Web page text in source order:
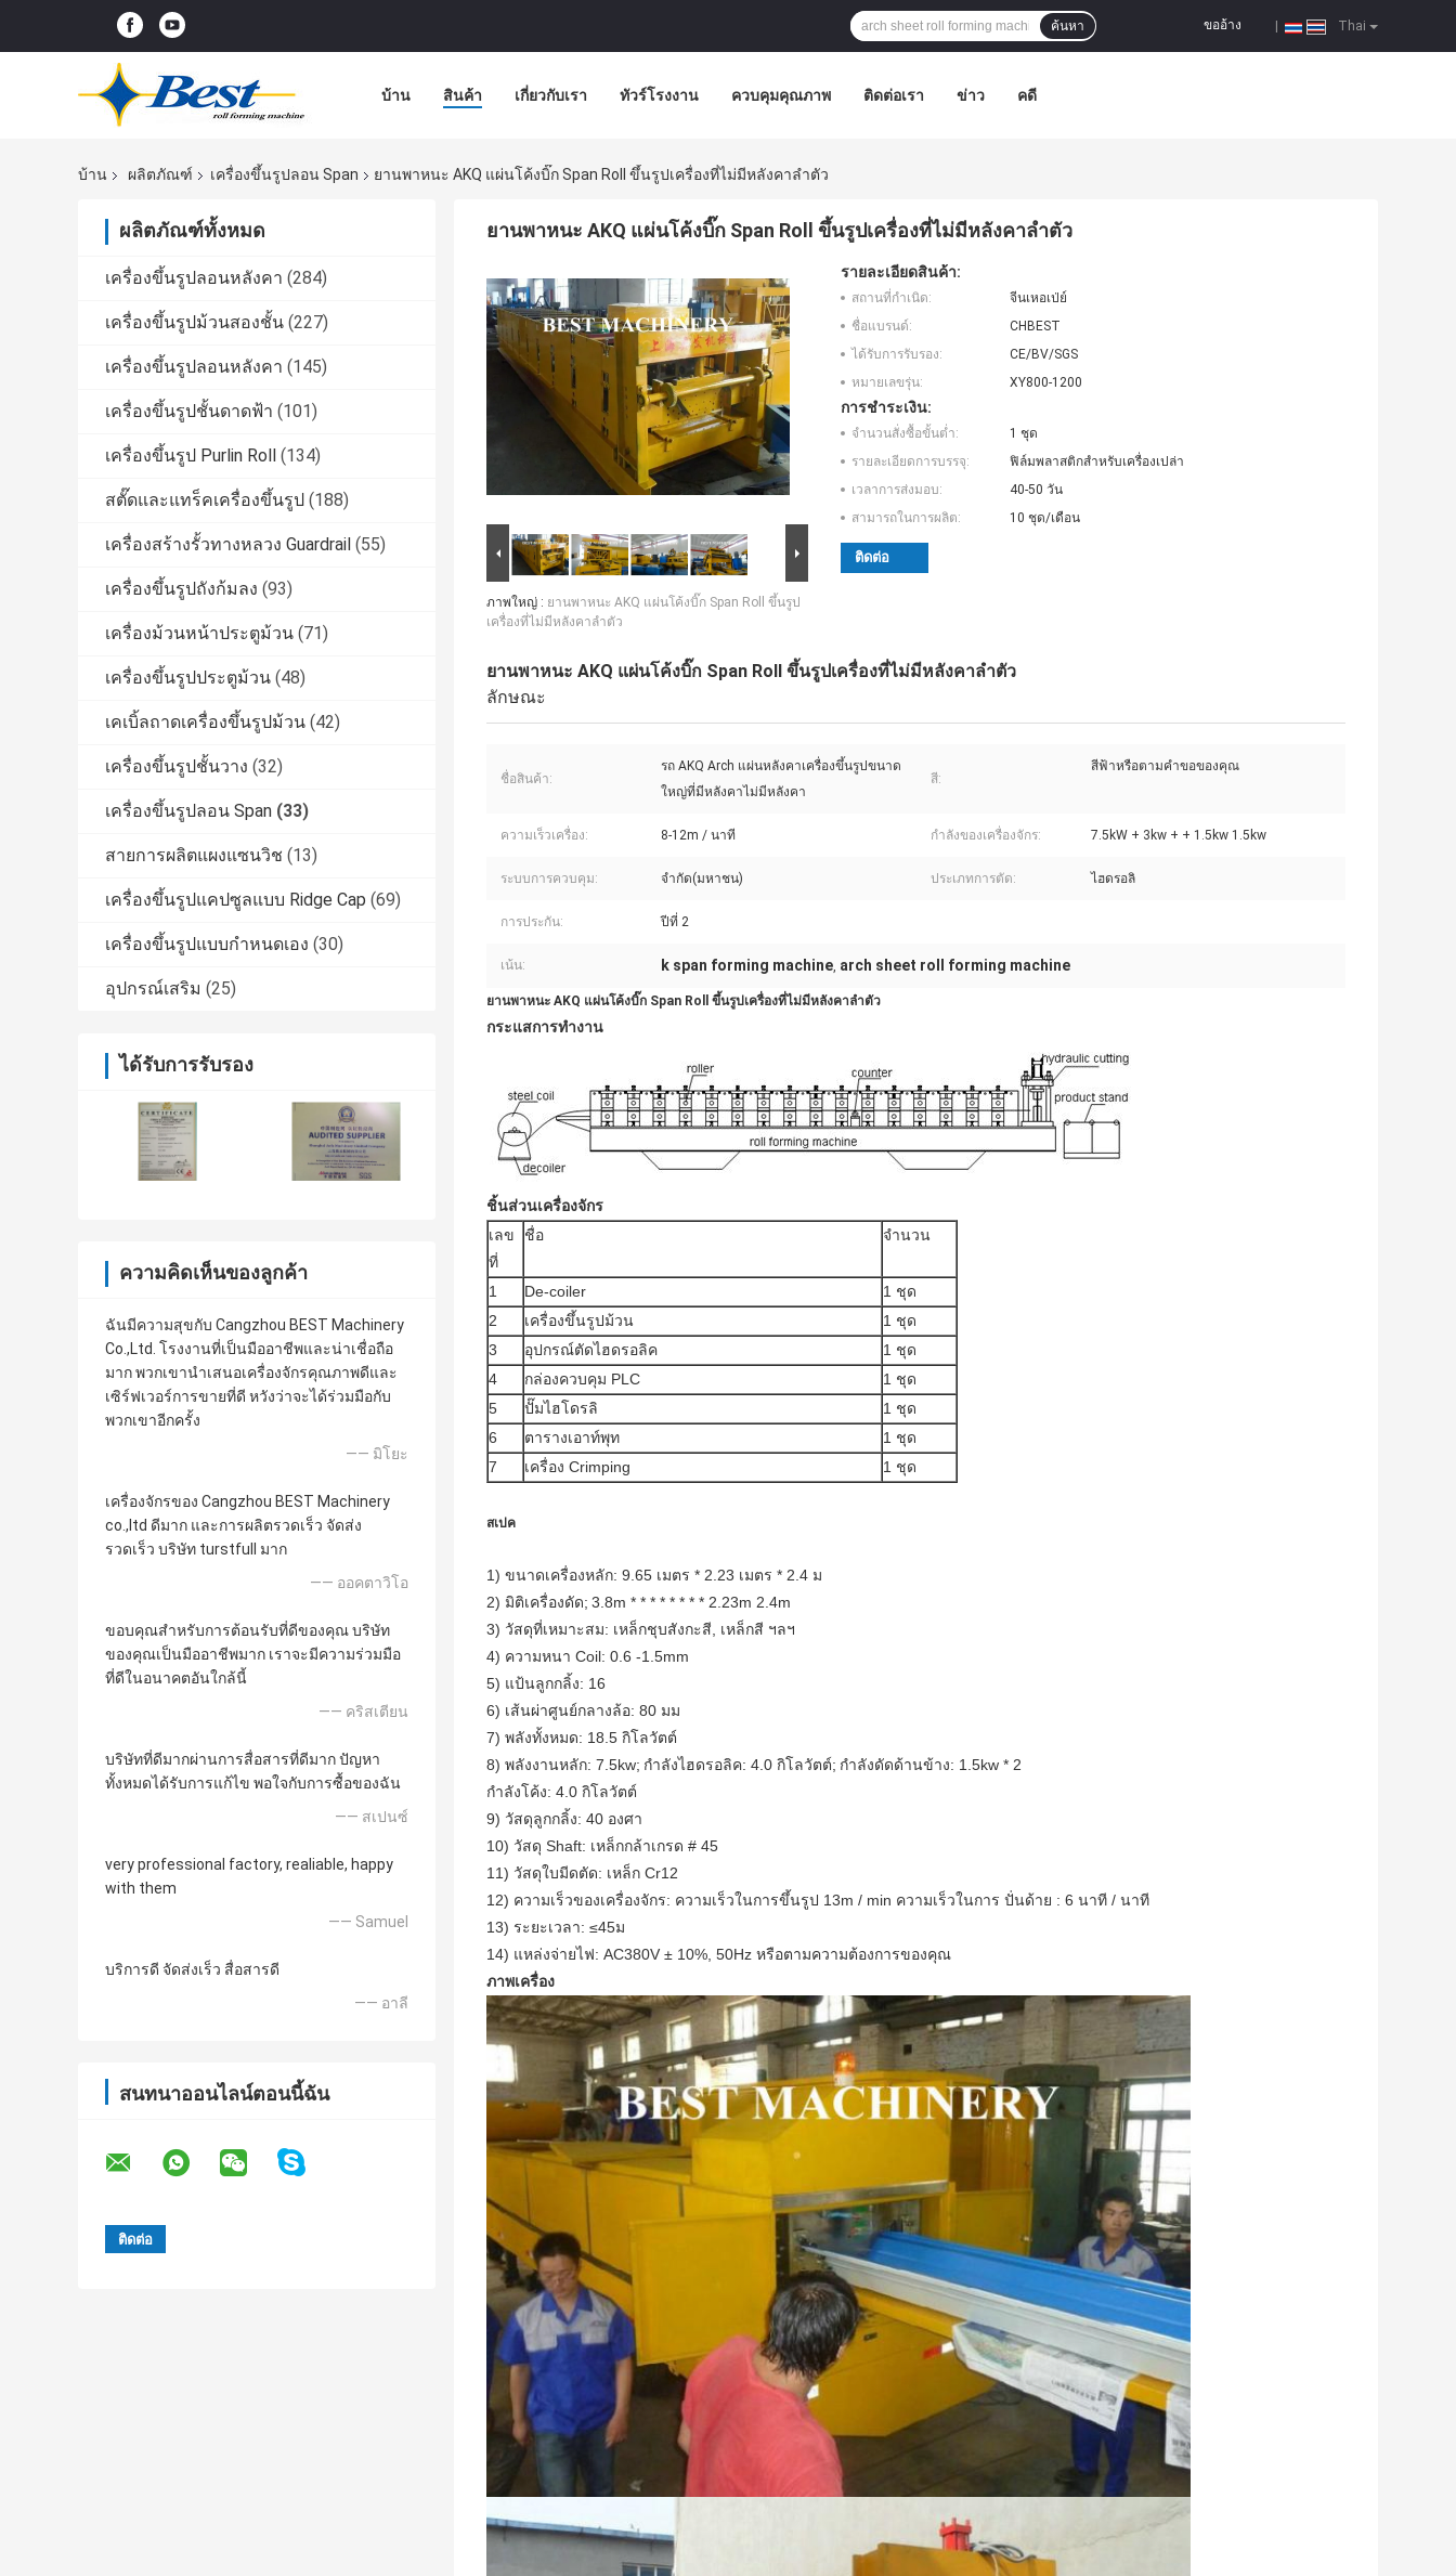
Thai
ขออ้าง
ค้นหา
บ้าน สินค้า เกี่ยวกับเรา ทัวร์โรงงาน ควบคุมคุณภาพ ติดต่อเรา ข่าว คดี
บ้าน ผลิตภัณฑ์ เครื่องขึ้นรูปลอน Span ยานพาหนะ AKQ แผ่นโค้งบิ๊ก Span Roll ขึ้นรูปเครื่องที่ไม่มีหลังคาลำตัว
ผลิตภัณฑ์ทั้งหมด
เครื่องขึ้นรูปลอนหลังคา (284)
เครื่องขึ้นรูปม้วนสองชั้น (227)
เครื่องขึ้นรูปลอนหลังคา (145)
เครื่องขึ้นรูปชั้นดาดฟ้า (101)
เครื่องขึ้นรูป Purlin Roll (134)
สตั๊ดและแทร็คเครื่องขึ้นรูป (188)
เครื่องสร้างรั้วทางหลวง Guardrail (55)
เครื่องขึ้นรูปถังก้มลง (93)
เครื่องม้วนหน้าประตูม้วน (71)
เครื่องขึ้นรูปประตูม้วน (48)
เคเบิ้ลถาดเครื่องขึ้นรูปม้วน (42)
เครื่องขึ้นรูปชั้นวาง (32)
เครื่องขึ้นรูปลอน Span (33)
สายการผลิตแผงแซนวิช (13)
เครื่องขึ้นรูปแคปซูลแบบ Ridge Cap (69)
เครื่องขึ้นรูปแบบกำหนดเอง (30)
อุปกรณ์เสริม (25)
ได้รับการรับรอง
ความคิดเห็นของลูกค้า
ฉันมีความสุขกับ Cangzhou BEST Machinery
Co.,Ltd. โรงงานที่เป็นมืออาชีพและน่าเชื่อถือ
มาก พวกเขานำเสนอเครื่องจักรคุณภาพดีและ
เซิร์ฟเวอร์การขายที่ดี หวังว่าจะได้ร่วมมือกับ
พวกเขาอีกครั้ง
—— มิโยะ
เครื่องจักรของ Cangzhou BEST Machinery
co.,ltd ดีมาก และการผลิตรวดเร็ว จัดส่ง
รวดเร็ว บริษัท turstfull มาก
—— ออคตาวิโอ
ขอบคุณสำหรับการต้อนรับที่ดีของคุณ บริษัท
ของคุณเป็นมืออาชีพมาก เราจะมีความร่วมมือ
ที่ดีในอนาคตอันใกล้นี้
—— คริสเตียน
บริษัทที่ดีมากผ่านการสื่อสารที่ดีมาก ปัญหา
ทั้งหมดได้รับการแก้ไข พอใจกับการซื้อของฉัน
—— สเปนซ์
very professional factory, realiable, happy
with them
—— Samuel
บริการดี จัดส่งเร็ว สื่อสารดี
—— อาลี
สนทนาออนไลน์ตอนนี้ฉัน
ยานพาหนะ AKQ แผ่นโค้งบิ๊ก Span Roll ขึ้นรูปเครื่องที่ไม่มีหลังคาลำตัว
ภาพใหญ่ : ยานพาหนะ AKQ แผ่นโค้งบิ๊ก Span Roll ขึ้นรูป
เครื่องที่ไม่มีหลังคาลำตัว
รายละเอียดสินค้า:
สถานที่กำเนิด:
จีนเหอเป่ย์
ชื่อแบรนด์:
CHBEST
ได้รับการรับรอง:
CE/BV/SGS
หมายเลขรุ่น:
XY800-1200
การชำระเงิน:
จำนวนสั่งซื้อขั้นต่ำ:
1 ชุด
รายละเอียดการบรรจุ:
ฟิล์มพลาสติกสำหรับเครื่องเปล่า
เวลาการส่งมอบ:
40-50 วัน
สามารถในการผลิต:
10 ชุด/เดือน
ติดต่อ
ยานพาหนะ AKQ แผ่นโค้งบิ๊ก Span Roll ขึ้นรูปเครื่องที่ไม่มีหลังคาลำตัว
ลักษณะ
ชื่อสินค้า:
รถ AKQ Arch แผ่นหลังคาเครื่องขึ้นรูปขนาด
ใหญ่ที่มีหลังคาไม่มีหลังคา
สี:
สีฟ้าหรือตามคำขอของคุณ
ความเร็วเครื่อง: 8-12m / นาที กำลังของเครื่องจักร: 7.5kW + 3kw + + 1.5kw 1.5kw
ระบบการควบคุม: จำกัด(มหาชน) ประเภทการตัด: ไฮดรอลิ
การประกัน: ปีที่ 2
เน้น: k span forming machine, arch sheet roll forming machine
ยานพาหนะ AKQ แผ่นโค้งบิ๊ก Span Roll ขึ้นรูปเครื่องที่ไม่มีหลังคาลำตัว
กระแสการทำงาน
ชิ้นส่วนเครื่องจักร
เลข
ที่
ชื่อ จำนวน
1 De-coiler
1 ชุด
2
เครื่องขึ้นรูปม้วน
1 ชุด
3
อุปกรณ์ตัดไฮดรอลิค
1 ชุด
4
กล่องควบคุม PLC
1 ชุด
5
ปั๊มไฮโดรลิ
1 ชุด
6
ตารางเอาท์พุท
1 ชุด
7
เครื่อง Crimping 1 ชุด
สเปค
1) ขนาดเครื่องหลัก: 9.65 เมตร * 2.23 เมตร * 2.4 ม
2) มิติเครื่องดัด; 3.8m * * * * * * * * 2.23m 2.4m
3) วัสดุที่เหมาะสม: เหล็กชุบสังกะสี, เหล็กสี ฯลฯ
4) ความหนา Coil: 0.6 -1.5mm
5) แป้นลูกกลิ้ง: 16
6) เส้นผ่าศูนย์กลางล้อ: 80 มม
7) พลังทั้งหมด: 18.5 กิโลวัตต์
8) พลังงานหลัก: 7.5kw; กำลังไฮดรอลิค: 4.0 กิโลวัตต์; กำลังดัดด้านข้าง: 1.5kw * 2
กำลังโค้ง: 4.0 กิโลวัตต์
9) วัสดุลูกกลิ้ง: 40 องศา
10) วัสดุ Shaft: เหล็กกล้าเกรด # 45
11) วัสดุใบมีดตัด: เหล็ก Cr12
12) ความเร็วของเครื่องจักร: ความเร็วในการขึ้นรูป 13m / min ความเร็วในการ ปั่นด้าย : 6 นาที / นาที
13) ระยะเวลา: ≤45ม
14) แหล่งจ่ายไฟ: AC380V ± 10%, 50Hz หรือตามความต้องการของคุณ
ภาพเครื่อง